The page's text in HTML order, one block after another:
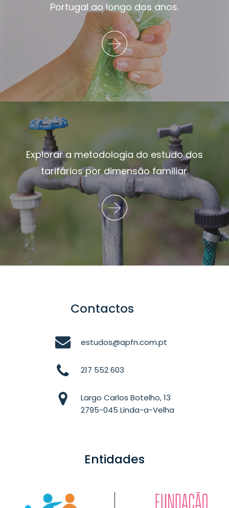
Portugal ao longo dos anos.
Explorar a metodologia do estudo dos
tarifários por dimensão familiar.
Contactos
estudos@apfn.com.pt
217 552 603
Largo Carlos Botelho, 13
2795-045 Linda-a-Velha
Entidades